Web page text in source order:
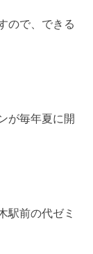
ので、できる
が毎年夏に開
駅前の代ゼミ